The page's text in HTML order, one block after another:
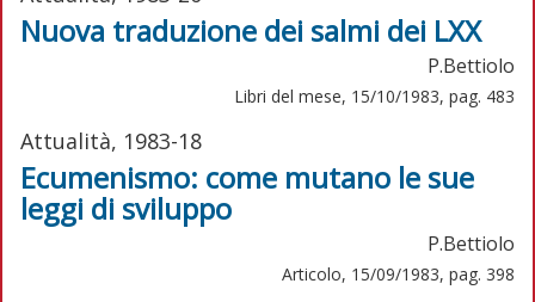
Nuova traduzione dei salmi dei LXX
P.Bettiolo
Libri del mese, 15/10/1983, pag. 483
Attualità, 1983-18
Ecumenismo: come mutano le sue
leggi di sviluppo
P.Bettiolo
Articolo, 15/09/1983, pag. 398